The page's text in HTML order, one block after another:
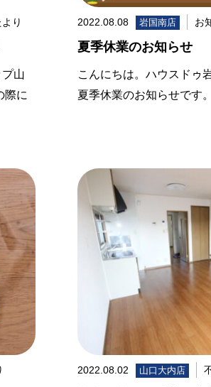
り
山
際に
2022.08.08 岩国南店 お
夏季休業のお知らせ
こんにちは。ハウスドゥ
夏季休業のお知らせです
2022.08.02 山口大内店